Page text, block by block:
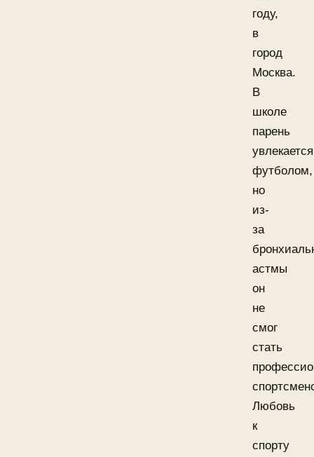
году,
в
город
Москва.
В
школе
парень
увлекается
футболом,
но
из-
за
астмы
он
не
смог
стать
Любовь
к
спорту